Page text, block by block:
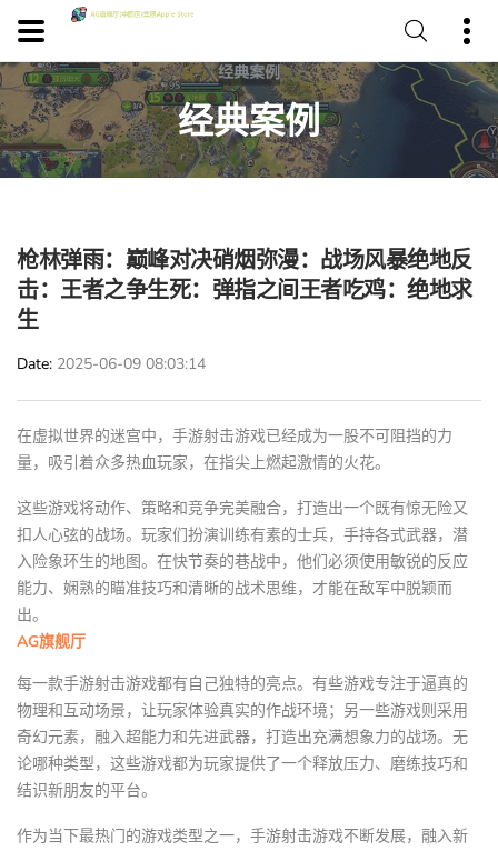
经典案例
枪林弹雨：巅峰对决硝烟弥漫：战场风暴绝地反
击：王者之争生死：弹指之间王者吃鸡：绝地求
生
Date 2025-06-09 08:03:14
在虚拟世界的迷宫中，手游射击游戏已经成为一股不可阻挡的力
量，吸引着众多热血玩家，在指尖上燃起激情的火花。
这些游戏将动作、策略和竞争完美融合，打造出一个既有惊无险又
扣人心弦的战场。玩家们扮演训练有素的士兵，手持各式武器，潜
入险象环生的地图。在快节奏的巷战中，他们必须使用敏锐的反应
能力、娴熟的瞄准技巧和清晰的战术思维，才能在敌军中脱颖而
出。
AG旗舰厅
每一款手游射击游戏都有自己独特的亮点。有些游戏专注于逼真的
物理和互动场景，让玩家体验真实的作战环境；另一些游戏则采用
奇幻元素，融入超能力和先进武器，打造出充满想象力的战场。无
论哪种类型，这些游戏都为玩家提供了一个释放压力、磨练技巧和
结识新朋友的平台。
作为当下最热门的游戏类型之一，手游射击游戏不断发展，融入新